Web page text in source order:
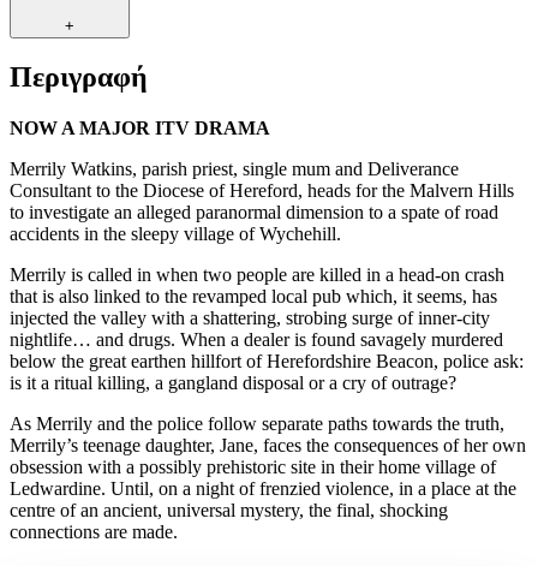
+
Περιγραφή
NOW A MAJOR ITV DRAMA
Merrily Watkins, parish priest, single mum and Deliverance
Consultant to the Diocese of Hereford, heads for the Malvern Hills
to investigate an alleged paranormal dimension to a spate of road
accidents in the sleepy village of Wychehill.
Merrily is called in when two people are killed in a head-on crash
that is also linked to the revamped local pub which, it seems, has
injected the valley with a shattering, strobing surge of inner-city
nightlife… and drugs. When a dealer is found savagely murdered
below the great earthen hillfort of Herefordshire Beacon, police ask:
is it a ritual killing, a gangland disposal or a cry of outrage?
As Merrily and the police follow separate paths towards the truth,
Merrily’s teenage daughter, Jane, faces the consequences of her own
obsession with a possibly prehistoric site in their home village of
Ledwardine. Until, on a night of frenzied violence, in a place at the
centre of an ancient, universal mystery, the final, shocking
connections are made.